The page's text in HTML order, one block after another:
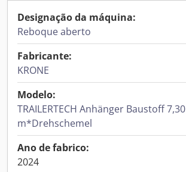
Designação da máquina:
Reboque aberto
Fabricante:
KRONE
Modelo:
TRAILERTECH Anhänger Baustoff 7,30
m*Drehschemel
Ano de fabrico:
2024